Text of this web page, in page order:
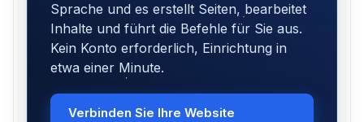
Sprache und es erstellt Seiten, bearbeitet
Inhalte und führt die Befehle für Sie aus.
Kein Konto erforderlich, Einrichtung in
etwa einer Minute.
Verbinden Sie Ihre Website